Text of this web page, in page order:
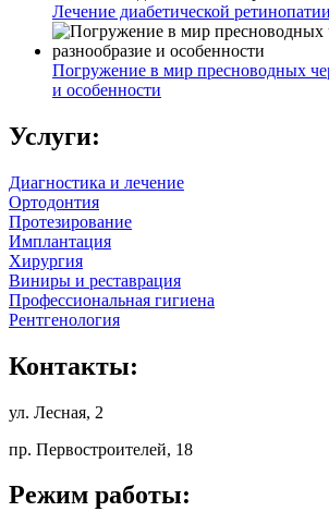
Лечение диабетической ретинопатии
Погружение в мир пресноводных
и особенности
Услуги:
Диагностика и лечение
Ортодонтия
Протезирование
Имплантация
Хирургия
Виниры и реставрация
Профессиональная гигиена
Рентгенология
Контакты:
ул. Лесная, 2
пр. Первостроителей, 18
Режим работы: